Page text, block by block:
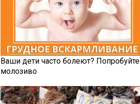
Ваши дети часто болеют? Попробуйте
молозиво